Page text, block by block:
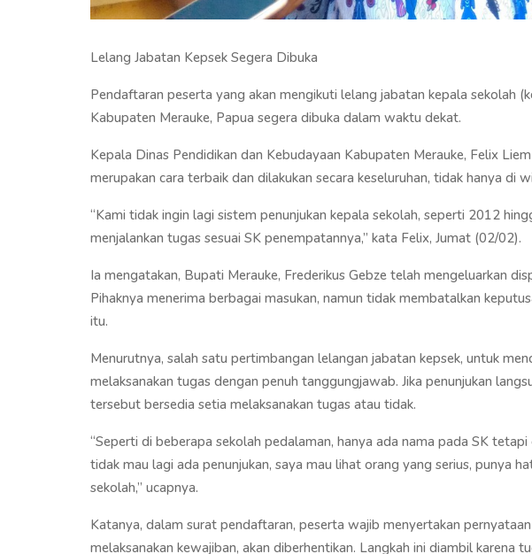
Lelang Jabatan Kepsek Segera Dibuka
Pendaftaran peserta yang akan mengikuti lelang jabatan kepala sekolah
Kabupaten Merauke, Papua segera dibuka dalam waktu dekat.
Kepala Dinas Pendidikan dan Kebudayaan Kabupaten Merauke, Felix
merupakan cara terbaik dan dilakukan secara keseluruhan, tidak hanya di
“Kami tidak ingin lagi sistem penunjukan kepala sekolah, seperti 2012
menjalankan tugas sesuai SK penempatannya,” kata Felix, Jumat (02/02).
Ia mengatakan, Bupati Merauke, Frederikus Gebze telah mengeluarkan
Pihaknya menerima berbagai masukan, namun tidak membatalkan
itu.
Menurutnya, salah satu pertimbangan lelangan jabatan kepsek, untuk
melaksanakan tugas dengan penuh tanggungjawab. Jika penunjukan
tersebut bersedia setia melaksanakan tugas atau tidak.
“Seperti di beberapa sekolah pedalaman, hanya ada nama pada SK
tidak mau lagi ada penunjukan, saya mau lihat orang yang serius, punya
sekolah,” ucapnya.
Katanya, dalam surat pendaftaran, peserta wajib menyertakan
melaksanakan kewajiban, akan diberhentikan. Langkah ini diambil karena